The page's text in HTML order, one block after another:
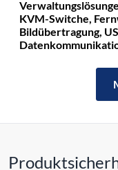
KVM-Switche,
Bildübertragung,